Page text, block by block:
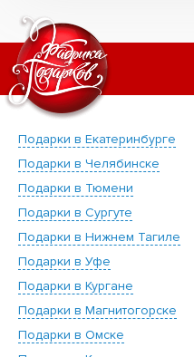
Подарки в Екатеринбурге
Подарки в Челябинске
Подарки в Тюмени
Подарки в Сургуте
Подарки в Нижнем Тагиле
Подарки в Уфе
Подарки в Кургане
Подарки в Магнитогорске
Подарки в Омске